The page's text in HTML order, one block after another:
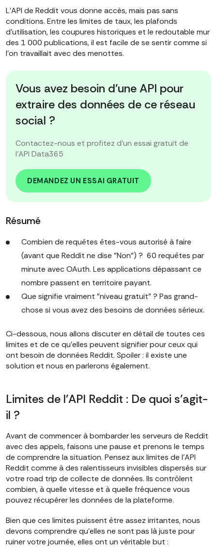
L'API de Reddit vous donne accès, mais pas sans
conditions. Entre les limites de taux, les plafonds
d'utilisation, les coupures historiques et le redoutable mur
des 1 000 publications, il est facile de se sentir comme si
l'on travaillait avec des menottes.
Vous avez besoin d'une API pour
extraire des données de ce réseau
social ?
Contactez-nous et profitez d'un essai gratuit de
l'API Data365
DEMANDEZ UN ESSAI GRATUIT
Résumé
Combien de requêtes êtes-vous autorisé à faire
(avant que Reddit ne dise "Non") ? 60 requêtes par
minute avec OAuth. Les applications dépassant ce
nombre passent en territoire payant.
Que signifie vraiment "niveau gratuit" ? Pas grand-
chose si vous avez des besoins de données sérieux.
Ci-dessous, nous allons discuter en détail de toutes ces
limites et de ce qu'elles peuvent signifier pour ceux qui
ont besoin de données Reddit. Spoiler : il existe une
solution et nous en parlerons également.
Limites de l'API Reddit : De quoi s'agit-
il ?
Avant de commencer à bombarder les serveurs de Reddit
avec des appels, faisons une pause et prenons le temps
de comprendre la situation. Pensez aux limites de l'API
Reddit comme à des ralentisseurs invisibles dispersés sur
votre road trip de collecte de données. Ils contrôlent
combien, à quelle vitesse et à quelle fréquence vous
pouvez récupérer les données de la plateforme.
Bien que ces limites puissent être assez irritantes, nous
devons comprendre qu'elles ne sont pas là juste pour
ruiner votre journée, elles ont un véritable but :